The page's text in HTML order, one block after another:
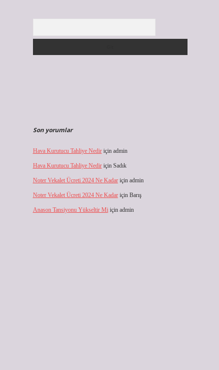
Son yorumlar
Hava Kurutucu Tahliye Nediriçin admin
Hava Kurutucu Tahliye Nediriçin Sadık
Noter Vekalet Ücreti 2024 Ne Kadariçin admin
Noter Vekalet Ücreti 2024 Ne Kadariçin Barış
Anason Tansiyonu Yükseltir Miiçin admin